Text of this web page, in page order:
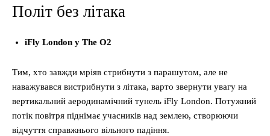
Політ без літака
iFly London у The O2
Тим, хто завжди мріяв стрибнути з парашутом, але не
наважувався вистрибнути з літака, варто звернути увагу на
вертикальний аеродинамічний тунель iFly London. Потужний
потік повітря піднімає учасників над землею, створюючи
відчуття справжнього вільного падіння.